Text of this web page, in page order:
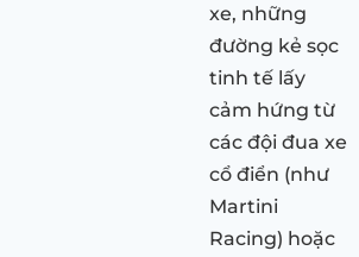
xe, những
đường kẻ sọc
tinh tế lấy
cảm hứng từ
các đội đua xe
cổ điển (như
Martini
Racing) hoặc